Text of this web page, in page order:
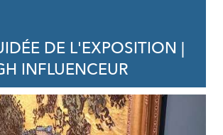
DE L'EXPOSITION |
INFLUENCEUR